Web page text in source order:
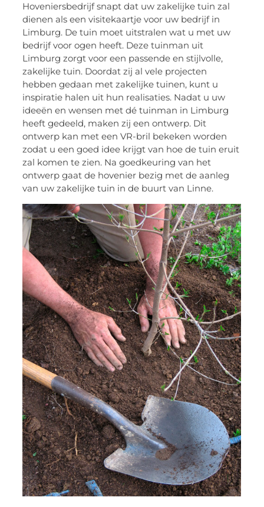
Hoveniersbedrijf snapt dat uw zakelijke tuin zal
dienen als een visitekaartje voor uw bedrijf in
Limburg. De tuin moet uitstralen wat u met uw
bedrijf voor ogen heeft. Deze tuinman uit
Limburg zorgt voor een passende en stijlvolle,
zakelijke tuin. Doordat zij al vele projecten
hebben gedaan met zakelijke tuinen, kunt u
inspiratie halen uit hun realisaties. Nadat u uw
ideeën en wensen met dé tuinman in Limburg
heeft gedeeld, maken zij een ontwerp. Dit
ontwerp kan met een VR-bril bekeken worden
zodat u een goed idee krijgt van hoe de tuin eruit
zal komen te zien. Na goedkeuring van het
ontwerp gaat de hovenier bezig met de aanleg
van uw zakelijke tuin in de buurt van Linne.